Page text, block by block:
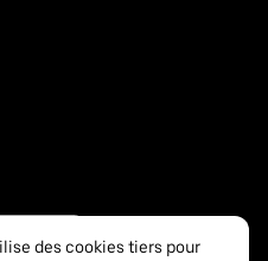
des cookies tiers pour